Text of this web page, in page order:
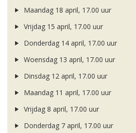
Maandag 18 april, 17.00 uur
Vrijdag 15 april, 17.00 uur
Donderdag 14 april, 17.00 uur
Woensdag 13 april, 17.00 uur
Dinsdag 12 april, 17.00 uur
Maandag 11 april, 17.00 uur
Vrijdag 8 april, 17.00 uur
Donderdag 7 april, 17.00 uur